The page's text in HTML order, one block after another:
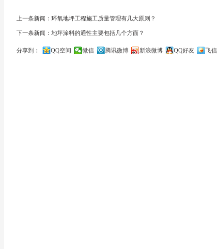
运动场地坪材料。
8、避免接触有机溶剂、化学药品、烟蒂及其他火种、污染物等。
上一条新闻：环氧地坪工程施工质量管理有几大原则？
下一条新闻：地坪涂料的通性主要包括几个方面？
分享到： QQ空间 微信 腾讯微博 新浪微博 QQ好友
飞信